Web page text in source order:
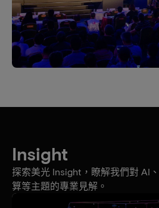
Insight
探索美光 Insight，瞭解我們對 AI
算等主題的專業見解。